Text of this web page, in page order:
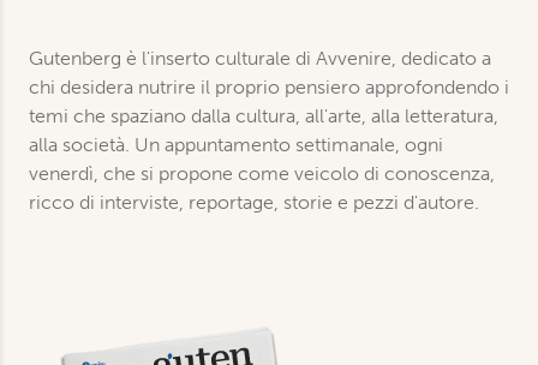
Gutenberg è l'inserto culturale di Avvenire, dedicato a
chi desidera nutrire il proprio pensiero approfondendo i
temi che spaziano dalla cultura, all'arte, alla letteratura,
alla società. Un appuntamento settimanale, ogni
venerdì, che si propone come veicolo di conoscenza,
ricco di interviste, reportage, storie e pezzi d'autore.